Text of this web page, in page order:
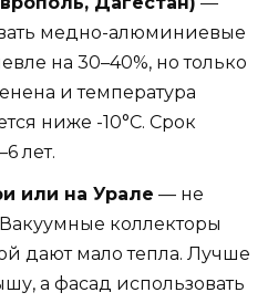
медно-алюминиевые
на 30–40%, но только
и температура
ниже -10°C. Срок
лет.
или на Урале — не
Вакуумные коллекторы
дают мало тепла. Лучше
а фасад использовать